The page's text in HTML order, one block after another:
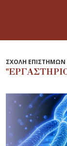
ΣΧΟΛΗ ΕΠΙΣΤΗΜΩΝ